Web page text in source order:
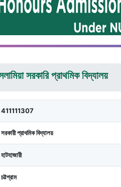
সরকারি প্রাথমিক বিদ্যালয়
411111307
সরকারী প্রাথমিক বিদ্যালয়
হাটহাজারী
চট্টগ্রাম